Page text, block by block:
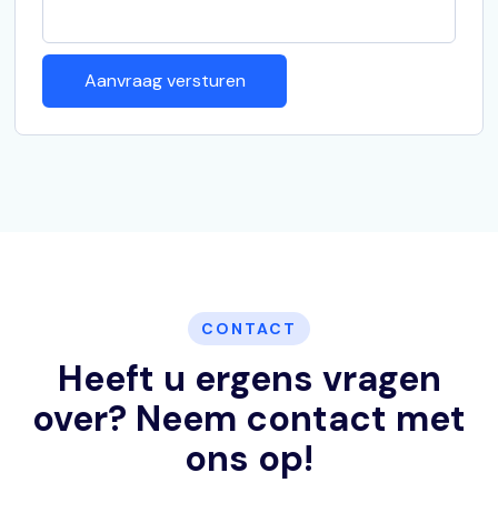
CONTACT
Heeft u ergens vragen
over? Neem contact met
ons op!